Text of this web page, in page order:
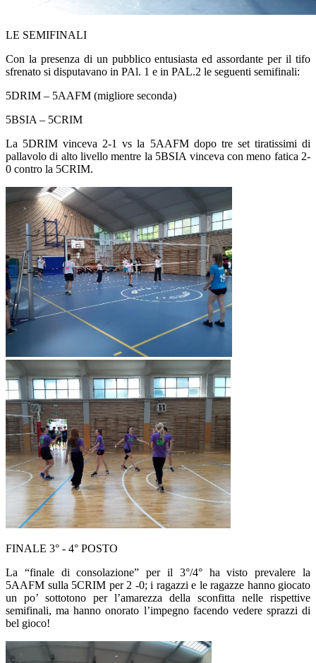
LE SEMIFINALI
Con la presenza di un pubblico entusiasta ed assordante per il tifo
sfrenato si disputavano in PAl. 1 e in PAL.2 le seguenti semifinali:
5DRIM – 5AAFM (migliore seconda)
5BSIA – 5CRIM
La 5DRIM vinceva 2-1 vs la 5AAFMdopo tre set tiratissimi di
pallavolo di alto livello mentre la 5BSIA vinceva con meno fatica 2-
0 contro la 5CRIM.
FINALE 3° - 4° POSTO
La “finale di consolazione” per il 3°/4° ha visto prevalere la
5AAFM sulla 5CRIM per 2 -0; i ragazzi e le ragazze hanno giocato
un po’ sottotono per l’amarezza della sconfitta nelle rispettive
semifinali, ma hanno onorato l’impegno facendo vedere sprazzi di
bel gioco!